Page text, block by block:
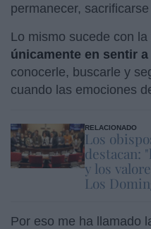
permanecer,
Lo mismo sucede con la
únicamente en sentir a
conocerle, buscarle y
cuando las emociones
RELACIONADO
Los
destacan:
y los
Los
Por eso me ha llamado